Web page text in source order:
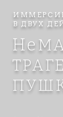
В ДВУХ
Не